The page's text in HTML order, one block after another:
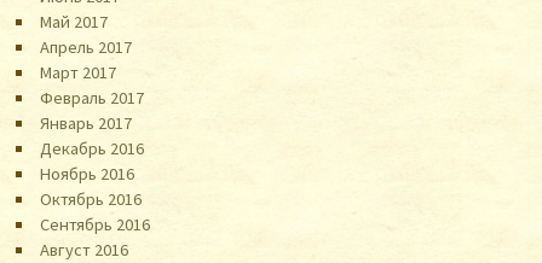
Май 2017
Апрель 2017
Март 2017
Февраль 2017
Январь 2017
Декабрь 2016
Ноябрь 2016
Октябрь 2016
Сентябрь 2016
Август 2016